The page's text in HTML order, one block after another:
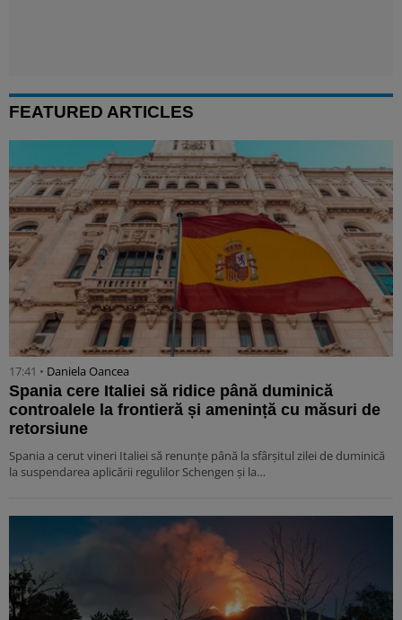
FEATURED ARTICLES
17:41 • Daniela Oancea
Spania cere Italiei să ridice până duminică
controalele la frontieră și amenință cu măsuri de
retorsiune
Spania a cerut vineri Italiei să renunțe până la sfârșitul zilei de duminică
la suspendarea aplicării regulilor Schengen și la…